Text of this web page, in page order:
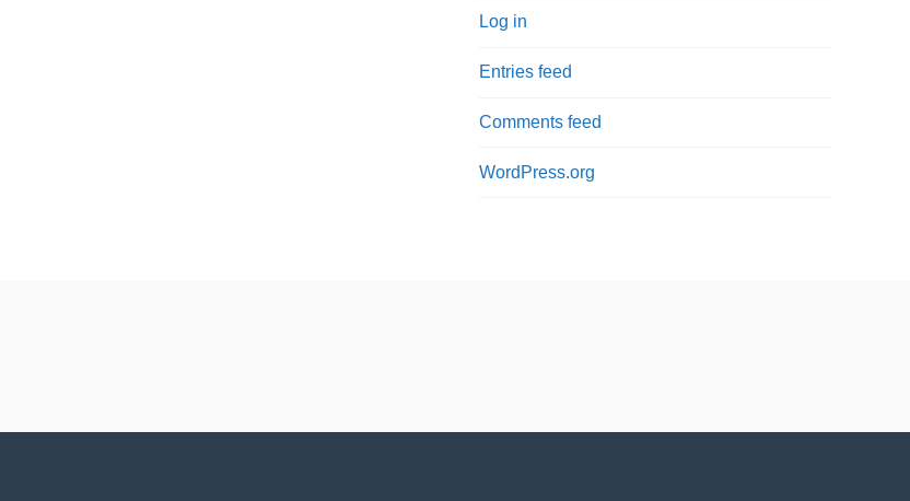
Log in
Entries feed
Comments feed
WordPress.org